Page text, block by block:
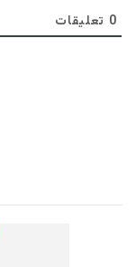
0 تعليقات